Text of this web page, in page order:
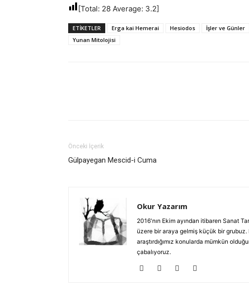
[Total: 28 Average: 3.2]
ETIKETLER Erga kai Hemerai Hesiodos İşler ve Günler
Yunan Mitolojisi
Önceki İçerik
Gülpayegan Mescid-i Cuma
Okur Yazarım
2016'nın Ekim ayından itibaren Sanat
üzere bir araya gelmiş küçük bir
araştırdığımız konularda mümkün
çabalıyoruz.